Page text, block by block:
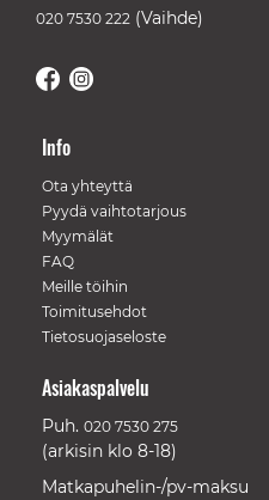
020 7530 222 (Vaihde)
Info
Ota yhteyttä
Pyydä vaihtotarjous
Myymälät
FAQ
Meille töihin
Toimitusehdot
Tietosuojaseloste
Asiakaspalvelu
Puh. 020 7530 275
(arkisin klo 8-18)
Matkapuhelin-/pv-maksu